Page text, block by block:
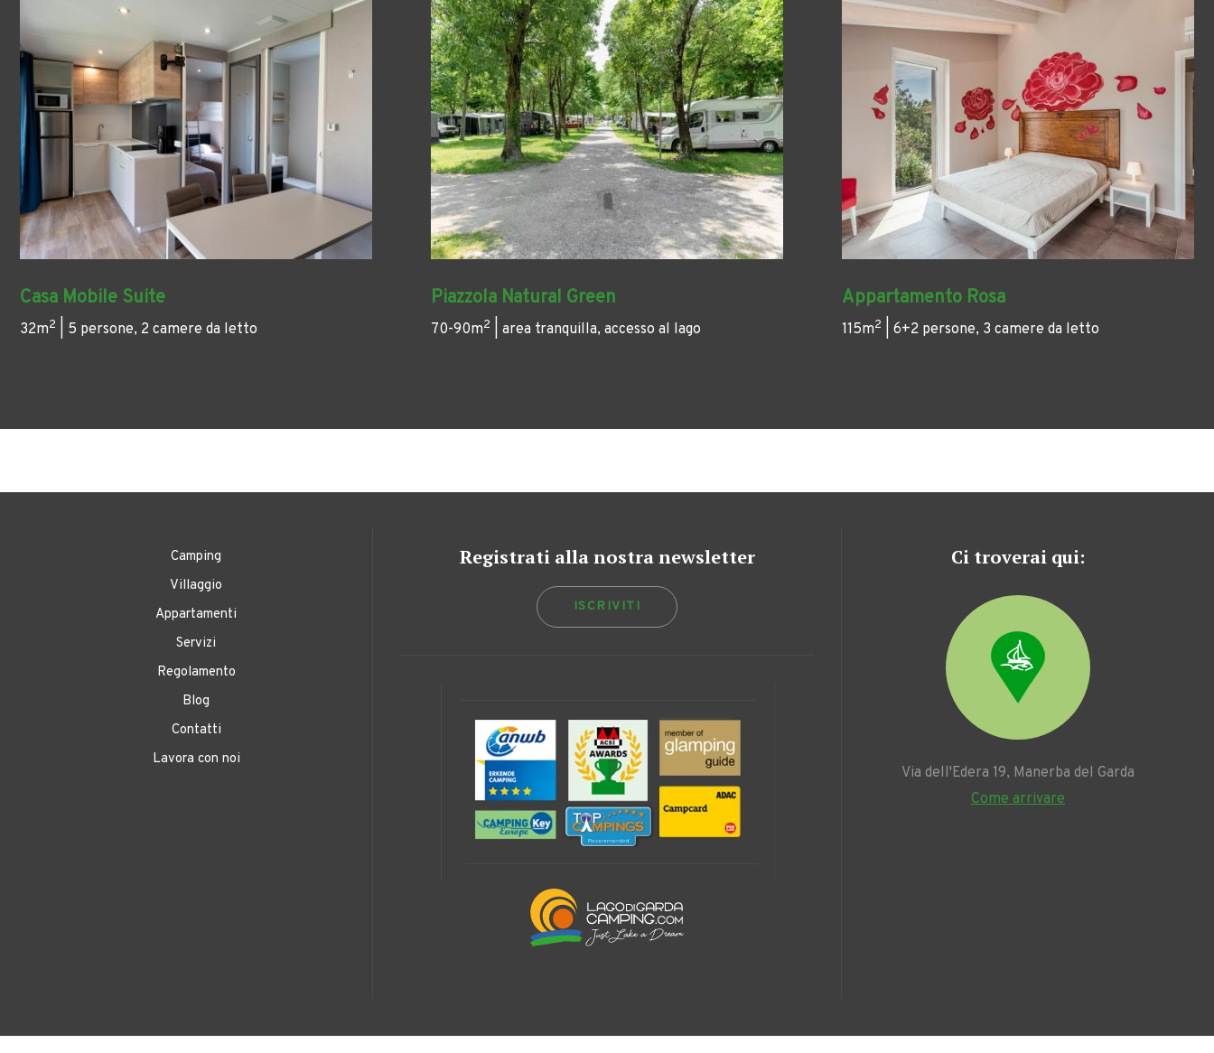
Casa Mobile Suite
32m2 | 5 persone, 2 camere da letto
Piazzola Natural Green
70-90m2 | area tranquilla, accesso al lago
Appartamento Rosa
115m2 | 6+2 persone, 3 camere da letto
Camping
Villaggio
Appartamenti
Servizi
Regolamento
Blog
Contatti
Lavora con noi
Registrati alla nostra newsletter
ISCRIVITI
Ci troverai qui:
Via dell'Edera 19, Manerba del Garda
Come arrivare